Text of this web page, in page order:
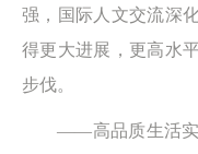
强，国际人文交流深
得更大进展，更高水
步伐。
——高品质生活实